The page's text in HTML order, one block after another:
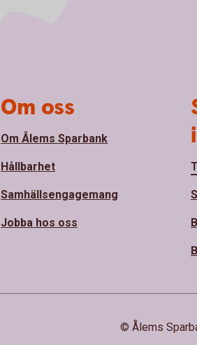
Om oss
Om Ålems Sparbank
Hållbarhet
Samhällsengagemang
Jobba hos oss
© Ålems